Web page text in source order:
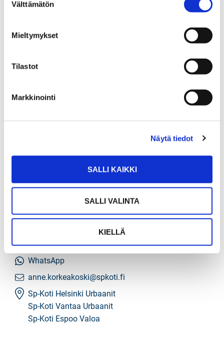
valinta
Välttämätön
Mieltymykset
Tilastot
Markkinointi
Näytä tiedot
SALLI KAIKKI
SALLI VALINTA
KIELLÄ
ANNE KORKEAKOSKI
Kiinteistönvälittäjä LKV
+358 40 934 1111
WhatsApp
anne.korkeakoski@spkoti.fi
Sp-Koti Helsinki Urbaanit
Sp-Koti Vantaa Urbaanit
Sp-Koti Espoo Valoa